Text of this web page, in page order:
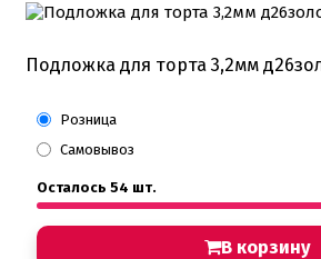
Подложка для торта 3,2мм
Розница
Самовывоз
Осталось 54 шт.
В корзину